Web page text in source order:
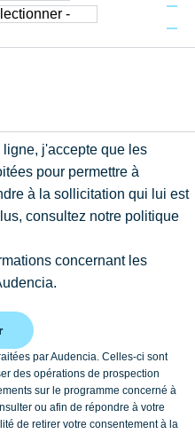
j'accepte que les
pour permettre à
à la sollicitation qui lui est
consultez notre politique
concernant les
par Audencia. Celles-ci sont
des opérations de prospection
sur le programme concerné à
ou afin de répondre à votre
de retirer votre consentement à la